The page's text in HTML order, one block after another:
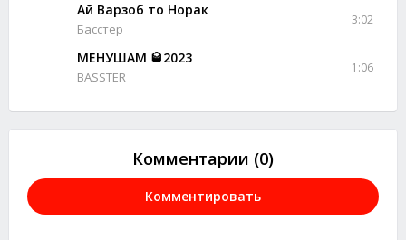
Ай Варзоб то Норак
Басстер
3:02
МЕНУШАМ 🥃2023
BASSTER
1:06
Комментарии (0)
Комментировать